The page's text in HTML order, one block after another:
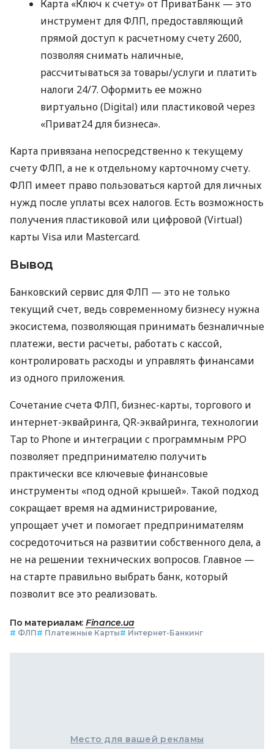
Карта «Ключ к счету» от ПриватБанк — это
инструмент для ФЛП, предоставляющий
прямой доступ к расчетному счету 2600,
позволяя снимать наличные,
рассчитываться за товары/услуги и платить
налоги 24/7. Оформить ее можно
виртуально (Digital) или пластиковой через
«Приват24 для бизнеса».
Карта привязана непосредственно к текущему
счету ФЛП, а не к отдельному карточному счету.
ФЛП имеет право пользоваться картой для личных
нужд после уплаты всех налогов. Есть возможность
получения пластиковой или цифровой (Virtual)
карты Visa или Mastercard.
Вывод
Банковский сервис для ФЛП — это не только
текущий счет, ведь современному бизнесу нужна
экосистема, позволяющая принимать безналичные
платежи, вести расчеты, работать с кассой,
контролировать расходы и управлять финансами
из одного приложения.
Сочетание счета ФЛП, бизнес-карты, торгового и
интернет-эквайринга, QR-эквайринга, технологии
Tap to Phone и интеграции с программным РРО
позволяет предпринимателю получить
практически все ключевые финансовые
инструменты «под одной крышей». Такой подход
сокращает время на администрирование,
упрощает учет и помогает предпринимателям
сосредоточиться на развитии собственного дела, а
не на решении технических вопросов. Главное —
на старте правильно выбрать банк, который
позволит все это реализовать.
По материалам: Finance.ua
# ФЛП# Платежные Карты# Интернет-Банкинг
Место для вашей рекламы